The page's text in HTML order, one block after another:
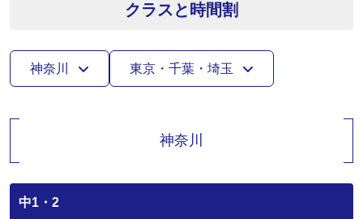
クラスと時間割
神奈川 東京・千葉・埼玉
神奈川
中1・2